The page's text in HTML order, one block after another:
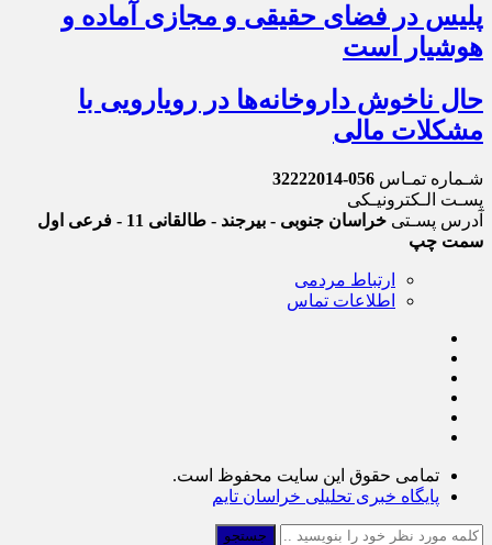
پلیس در فضای حقیقی و مجازی آماده و
هوشیار است
حال ناخوش داروخانه‌ها در رویارویی با
مشکلات مالی
شـماره تمـاس 056-32222014
پسـت الـکترونیـکی
آدرس پسـتی
خراسان جنوبی - بیرجند - طالقانی 11 - فرعی اول
سمت چپ
ارتباط مردمی
اطلاعات تماس
تمامی حقوق این سایت محفوظ است.
پایگاه خبری تحلیلی خراسان تایم
جستجو